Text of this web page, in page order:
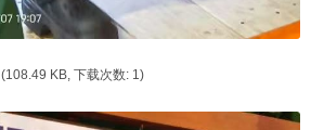
(108.49 KB, 下载次数: 1)